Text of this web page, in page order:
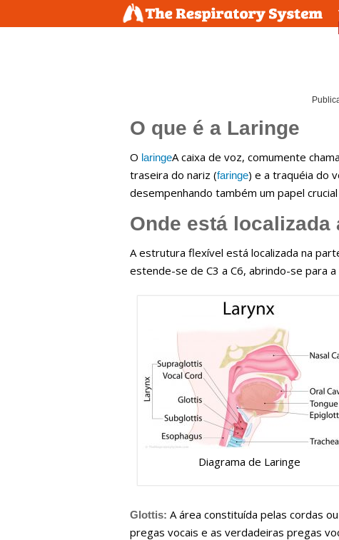
O que é a Laringe
O laringeA caixa de voz, comumente
traseira do nariz (faringe) e a traquéia do
desempenhando também um papel
Onde está localizada
A estrutura flexível está localizada na
estende-se de C3 a C6, abrindo-se para
Diagrama de Laringe
Glottis: A área constituída pelas cordas
pregas vocais e as verdadeiras pregas